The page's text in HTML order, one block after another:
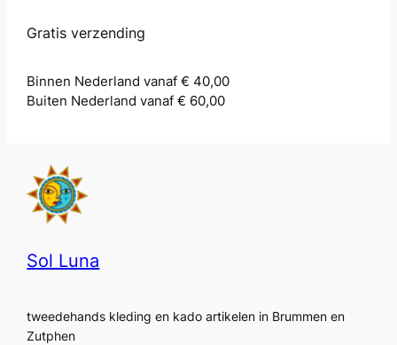
Gratis verzending
Binnen Nederland vanaf € 40,00
Buiten Nederland vanaf € 60,00
Sol Luna
tweedehands kleding en kado artikelen in Brummen en
Zutphen